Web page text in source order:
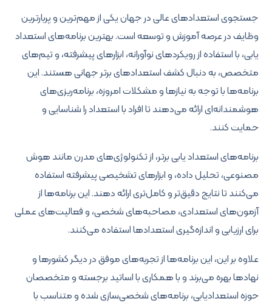
جستجوی استعدادهای عالی در جهان یکی از مهم‌ترین و پربارترین
وظایف در عرصه آموزش و توسعه است. بهترین برنامه‌های استعداد
یابی، با استفاده از رویکردهای نوآورانه، ابزارهای پیشرفته، و تیم‌های
متخصص، به دنبال کشف استعدادهای برتر جهانی هستند. این
برنامه‌ها با توجه به نیازها و مشکلات امروزه، برنامه‌ریزی‌های
هوشمندانه‌ای ارائه می‌دهند تا افراد با استعداد را شناسایی و
حمایت کنند.
برنامه‌های استعداد یابی برتر، از تکنولوژی‌های مدرن مانند هوش
مصنوعی، تحلیل داده، و ابزارهای تشخیصی پیشرفته استفاده
می‌کنند تا نتایج دقیق‌تر و کامل‌تری ارائه دهند. این برنامه‌ها از
آزمون‌های استعدادی، مصاحبه‌های شخصی، و فعالیت‌های عملی
برای ارزیابی و اندازه‌گیری استعدادها استفاده می‌کنند.
علاوه بر این، این برنامه‌ها از تجربه‌های موفق در دیگر کشورها و
نهادها بهره می‌برند و با همکاری با اساتید برجسته و متخصصان
حوزه استعدادیابی، برنامه‌های شخصی‌سازی شده و متناسب با